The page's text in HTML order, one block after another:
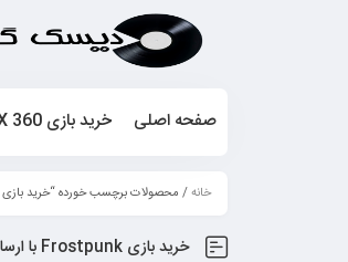
صفحه اصلی خرید بازی XBOX 360
خانه/ محصولات برچسب خورده “خرید بازی Frostpunk با ارسال پست رایگان”
خرید بازی Frostpunk با ارسال پست رایگان